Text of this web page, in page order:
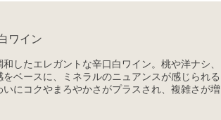
ワイン
したエレガントな辛口白ワイン。桃や洋ナシ、
ベースに、ミネラルのニュアンスが感じられる
にコクやまろやかさがプラスされ、複雑さが増